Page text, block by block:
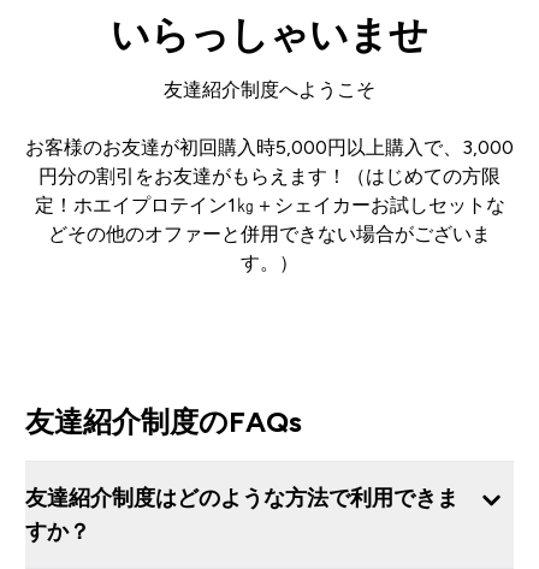
いらっしゃいませ
友達紹介制度へようこそ
お客様のお友達が初回購入時5,000円以上購入で、3,000
円分の割引をお友達がもらえます！（はじめての方限
定！ホエイプロテイン1㎏＋シェイカーお試しセットな
どその他のオファーと併用できない場合がございま
す。）
友達紹介制度のFAQs
友達紹介制度はどのような方法で利用できま
すか？